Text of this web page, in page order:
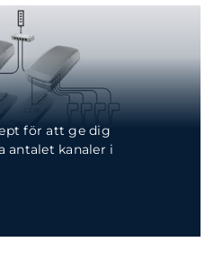
för att ge dig
antalet kanaler i